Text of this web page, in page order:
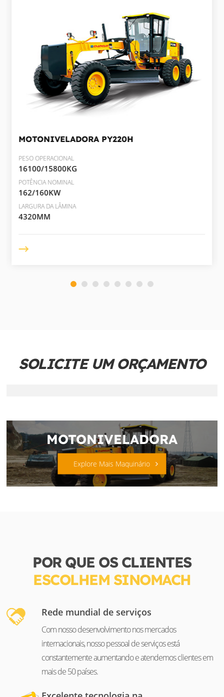
MOTONIVELADORA PY220H
PESO OPERACIONAL
16100/15800KG
POTÊNCIA NOMINAL
162/160KW
LARGURA DA LÂMINA
4320MM
SOLICITE UM ORÇAMENTO
MOTONIVELADORA
Explore Mais Maquinário
POR QUE OS CLIENTES
ESCOLHEM SINOMACH
Rede mundial de serviços
Com nosso desenvolvimento nos mercados
internacionais, nosso pessoal de serviços está
constantemente aumentando e atendemos clientes em
mais de 50 países.